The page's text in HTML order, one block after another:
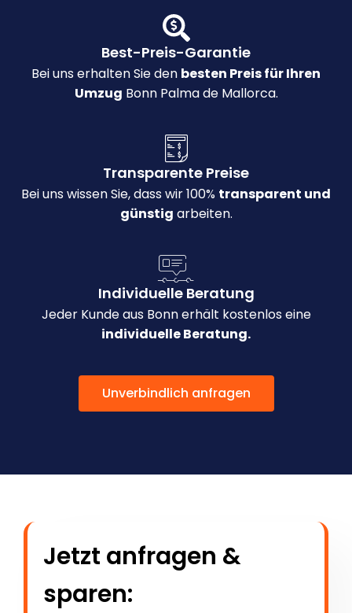
Best-Preis-Garantie
Bei uns erhalten Sie den besten Preis für Ihren
Umzug Bonn Palma de Mallorca.
Transparente Preise
Bei uns wissen Sie, dass wir 100% transparent und
günstig arbeiten.
Individuelle Beratung
Jeder Kunde aus Bonn erhält kostenlos eine
individuelle Beratung.
Unverbindlich anfragen
Jetzt anfragen &
sparen: